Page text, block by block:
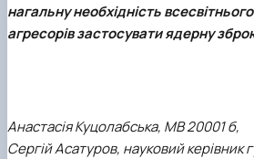
нагальну необхідність
агресорів застосувати ядерну
Анастасія Куцолабська, МВ 20001 б,
Сергій Асатуров, науковий керівник